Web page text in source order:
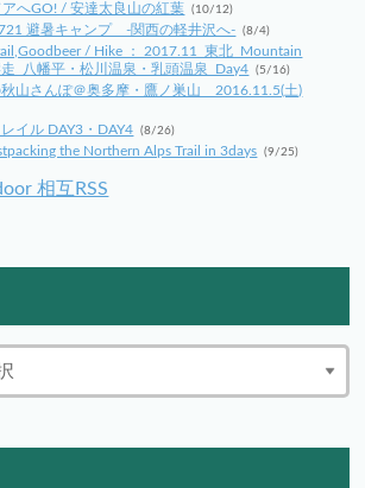
へGO! / 安達太良山の紅葉 (10/12)
避暑キャンプ -関西の軽井沢へ- (8/4)
/ Hike ： 2017.11_東北_Mountain
_八幡平・松川温泉・乳頭温泉_Day4 (5/16)
山さんぽ＠奥多摩・鷹ノ巣山 2016.11.5(土)
イル DAY3・DAY4 (8/26)
the Northern Alps Trail in 3days (9/25)
相互RSS